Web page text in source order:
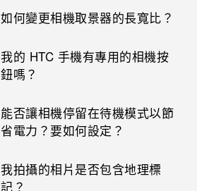
為何收不到使用 iPhone 的聯絡
人的訊息？
如何在訊息內加入簽名？
為何在聯絡人應用程式內看不到
最近新增的聯絡人？
如何移除重複的聯絡人？
國家的本國網路內使用？
如何將手機的網際網路連線分享
給其他裝置使用？
手機能在找不到 Wi-Fi 或訊號
太弱時自動切換至行動網路嗎？
忘記了 Google 帳號的密碼該怎
HTC 傳輸？
沒有反應？
同之處？
如何變更相機取景器的長寬比？
我的 HTC 手機有專用的相機按
鈕嗎？
能否讓相機停留在待機模式以節
省電力？要如何設定？
我拍攝的相片是否包含地理標
記？